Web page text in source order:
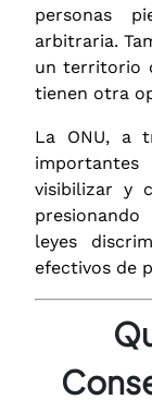
personas
arbitraria.
un territorio
tienen otra
La ONU, a
visibilizar y
leyes
efectivos de